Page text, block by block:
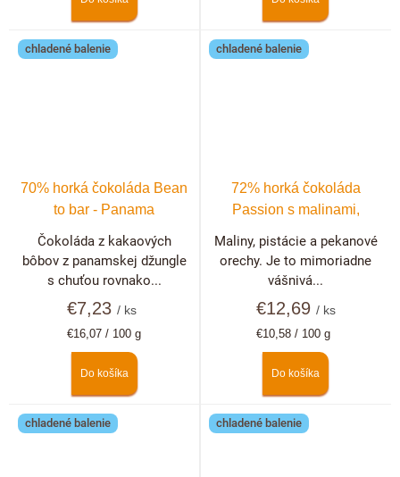
chladené balenie
70% horká čokoláda Bean
to bar - Panama
€7,23/ ks
Jednotková
€16,07 / 100 g
Do košíka
Čokoláda z kakaových
bôbov z panamskej džungle
s chuťou rovnako...
chladené balenie
72% horká čokoláda
Passion s malinami,
orechmi
€12,69 / ks
Jednotková
€10,58 / 100 g
Do košíka
Maliny, pistácie a pekanové
orechy. Je to mimoriadne
vášnivá...
chladené balenie chladené balenie